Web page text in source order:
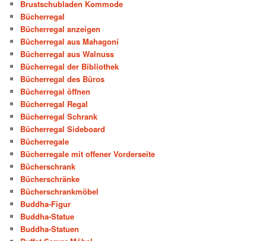
Brustschubladen Kommode
Bücherregal
Bücherregal anzeigen
Bücherregal aus Mahagoni
Bücherregal aus Walnuss
Bücherregal der Bibliothek
Bücherregal des Büros
Bücherregal öffnen
Bücherregal Regal
Bücherregal Schrank
Bücherregal Sideboard
Bücherregale
Bücherregale mit offener Vorderseite
Bücherschrank
Bücherschränke
Bücherschrankmöbel
Buddha-Figur
Buddha-Statue
Buddha-Statuen